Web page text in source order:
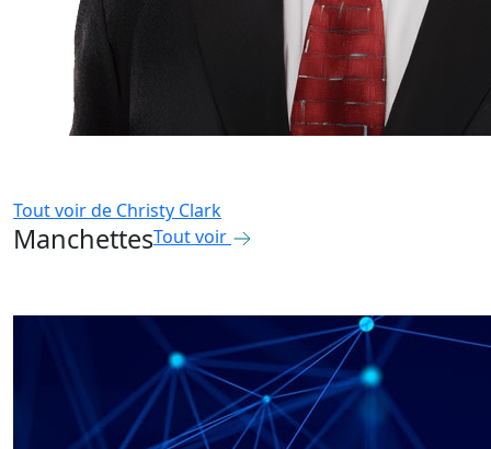
Tout voir de Christy Clark
ManchettesTout voir